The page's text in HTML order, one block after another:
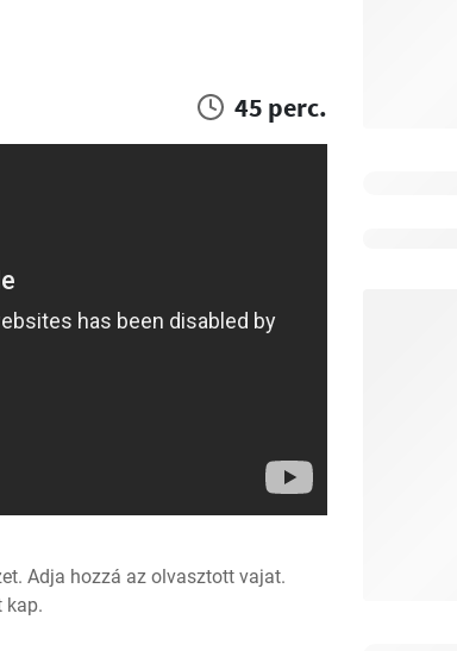
45 perc.
Adja hozzá az olvasztott vajat.
kap.